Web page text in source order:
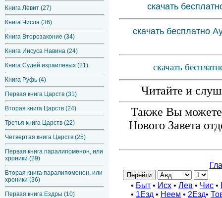
Книга Левит (27)
Книга Числа (36)
Книга Второзаконие (34)
Книга Иисуса Навина (24)
Книга Судей израилевых (21)
Книга Руфь (4)
Первая книга Царств (31)
Вторая книга Царств (24)
Третья книга Царств (22)
Четвертая книга Царств (25)
Первая книга паралипоменон, или
хроники (29)
Вторая книга паралипоменон, или
хроники (36)
Первая книга Ездры (10)
скачать
скачать бесплатно
скачать
Читайте и
Также Вы можете
Нового Завета